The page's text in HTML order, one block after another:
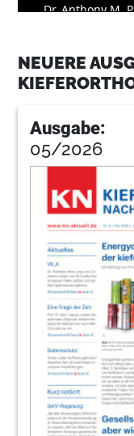
Dr. Anthony M.
INDIVIDUA®
Dr. Yong-min
22
Prof. Dr.
Ursula Duncker
Service als
Dr. Michael
Events:
KFO
Redaktion
Von Anfang
Blickpunkt
Dr. Ramón
NEUERE
Ausgabe:
05/2026